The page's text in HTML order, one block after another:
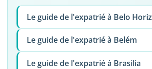
Le guide de l'expatrié à Belo
Le guide de l'expatrié à Belém
Le guide de l'expatrié à Brasilia